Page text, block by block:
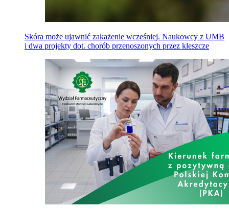
Skóra może ujawnić zakażenie wcześniej. Naukowcy z UMB
i dwa projekty dot. chorób przenoszonych przez kleszcze